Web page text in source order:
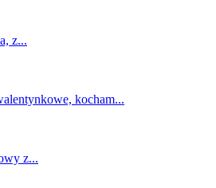
z...
kocham...
z...